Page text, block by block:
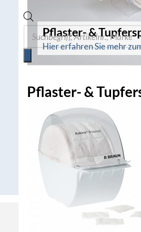
Pflaster- &
Hier erfahren Sie mehr
Pflaster- &